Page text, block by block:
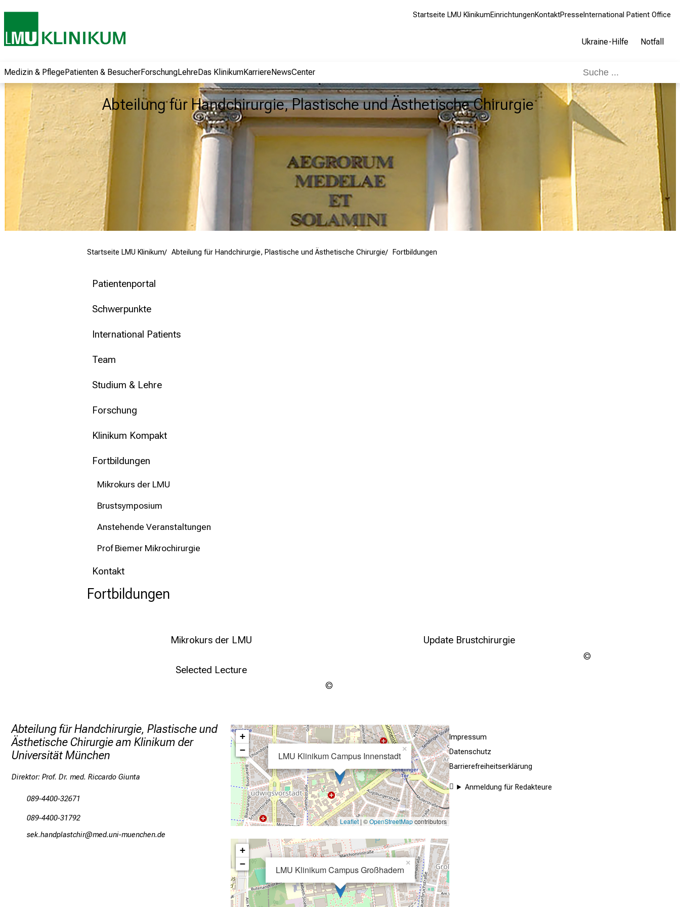
Startseite LMU KlinikumEinrichtungenKontaktPresse International Patient Office
Ukraine-Hilfe Notfall
Medizin & PflegePatienten & BesucherForschungLehreDas KlinikumKarriereNewsCenter
Abteilung für Handchirurgie, Plastische und Ästhetische Chirurgie
Startseite LMU Klinikum Abteilung für Handchirurgie, Plastische und Ästhetische Chirurgie Fortbildungen
Patientenportal
Schwerpunkte
International Patients
Team
Studium & Lehre
Forschung
Klinikum Kompakt
Fortbildungen
Mikrokurs der LMU
Brustsymposium
Anstehende Veranstaltungen
Prof Biemer Mikrochirurgie
Kontakt
Fortbildungen
Mikrokurs der LMU
HIER Klicken
Selected Lecture
Update Brustchirurgie
Informationen zu
Jobs, Ausbildungen
Weiterbildungen.
Kommen Sie
vorbei, tauschen
Sie sich mit
Kollegen aus und
lassen Sie sich von
der gelebten
Pflegewissenschaft
begeistern – ganz
unverbindlich und
ohne Anmeldung.
mehr Informationen
Abteilung für Handchirurgie, Plastische und
Ästhetische Chirurgie am Klinikum der
Universität München
Direktor: Prof. Dr. med. Riccardo Giunta
089-4400-32671
089-4400-31792
ciotzgumöägcbyzlp
vim-fualrvfiuyziu-mi
LMU Klinikum Campus Innenstadt
×
+
−
Leaflet| ©OpenStreetMapcontributors
LMU Klinikum Campus Großhadern
×
+
−
Impressum
Datenschutz
Barrierefreiheitserklärung
Anmeldung für Redakteure